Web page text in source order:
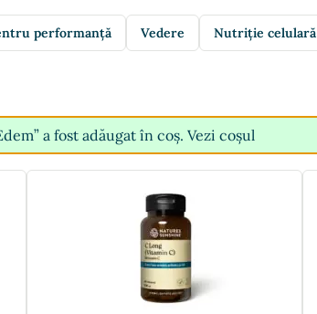
performanță Vedere Nutriție celulară
a fost adăugat în coș. Vezi coșul